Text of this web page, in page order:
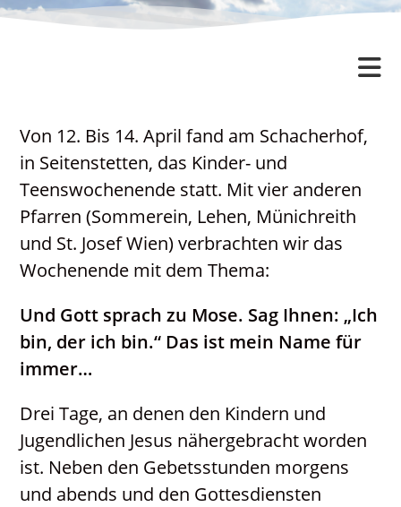
Gottesdienstordnung
Katholisches Bildungswerk
Kontakt
Neuigkeiten
PGR / PKR
Von 12. Bis 14. April fand am Schacherhof,
in Seitenstetten, das Kinder- und
Teenswochenende statt. Mit vier anderen
Pfarren (Sommerein, Lehen, Münichreith
und St. Josef Wien) verbrachten wir das
Wochenende mit dem Thema:
Und Gott sprach zu Mose. Sag Ihnen: „Ich
bin, der ich bin.“ Das ist mein Name für
immer…
Drei Tage, an denen den Kindern und
Jugendlichen Jesus nähergebracht worden
ist. Neben den Gebetsstunden morgens
und abends und den Gottesdiensten